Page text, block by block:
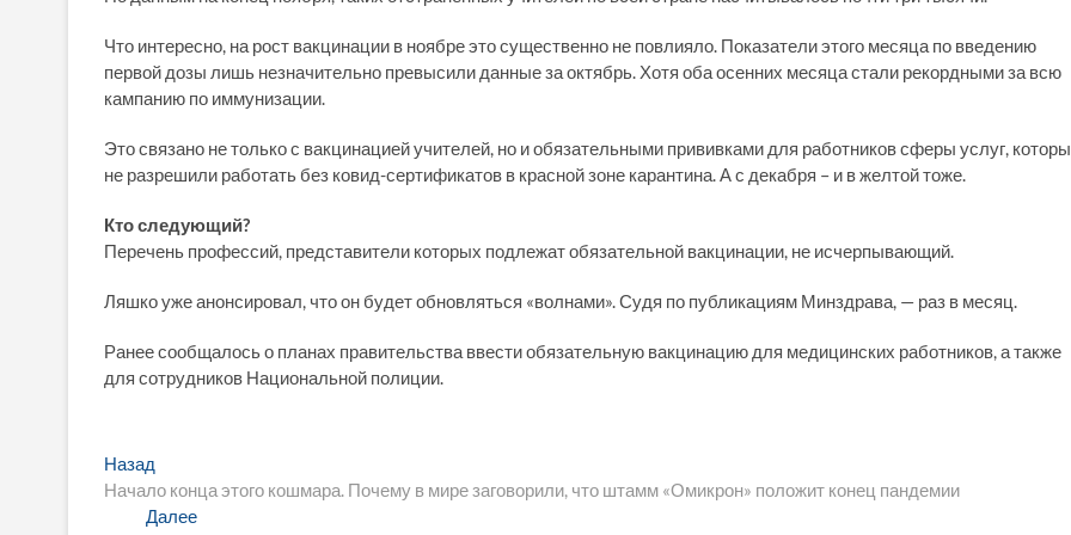
Что интересно, на рост вакцинации в ноябре это существенно не повлияло. Показатели этого месяца по введению
первой дозы лишь незначительно превысили данные за октябрь. Хотя оба осенних месяца стали рекордными за всю
кампанию по иммунизации.
Это связано не только с вакцинацией учителей, но и обязательными прививками для работников сферы услуг,
не разрешили работать без ковид-сертификатов в красной зоне карантина. А с декабря – и в желтой тоже.
Кто следующий?
Перечень профессий, представители которых подлежат обязательной вакцинации, не исчерпывающий.
Ляшко уже анонсировал, что он будет обновляться «волнами». Судя по публикациям Минздрава, — раз в месяц.
Ранее сообщалось о планах правительства ввести обязательную вакцинацию для медицинских работников, а также
для сотрудников Национальной полиции.
Навигация
по
Назад
запись:
Начало конца этого кошмара. Почему в мире заговорили, что штамм «Омикрон» положит конец пандемии
ДалееСледующая